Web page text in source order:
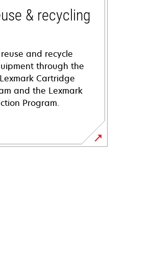
& recycling
and recycle
through the
Cartridge
and the Lexmark
Program.